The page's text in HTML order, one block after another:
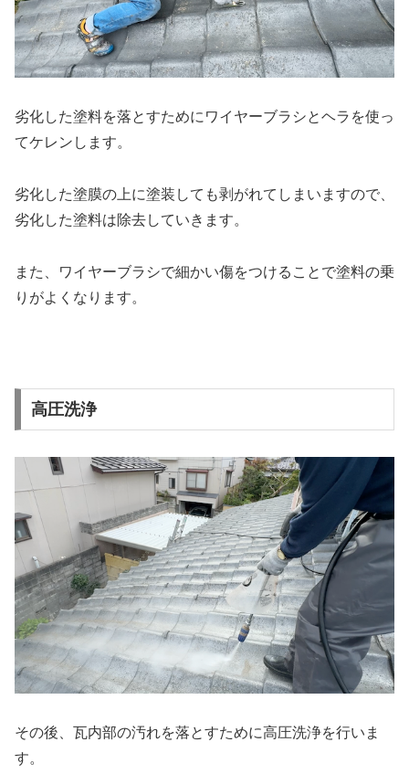
劣化した塗料を落とすためにワイヤーブラシとヘラを使っ
てケレンします。
劣化した塗膜の上に塗装しても剥がれてしまいますので、
劣化した塗料は除去していきます。
また、ワイヤーブラシで細かい傷をつけることで塗料の乗
りがよくなります。
高圧洗浄
その後、瓦内部の汚れを落とすために高圧洗浄を行いま
す。